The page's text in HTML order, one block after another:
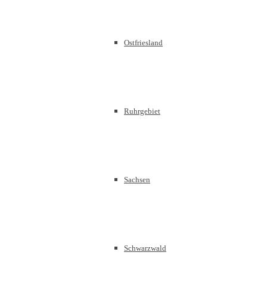
Ostfriesland
Ruhrgebiet
Sachsen
Schwarzwald